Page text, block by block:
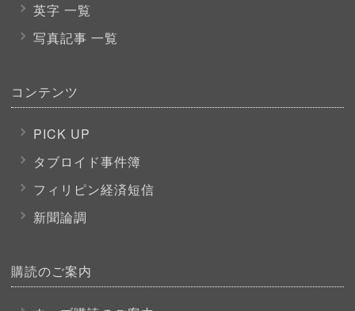
英字 一覧
写真記事 一覧
コンテンツ
PICK UP
タブロイド事件簿
フィリピン経済短信
新聞論調
購読のご案内